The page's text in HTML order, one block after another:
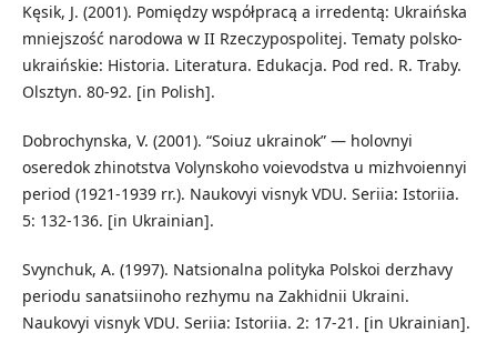
Kęsik, J. (2001). Pomiędzy wspόłpracą a irredentą: Ukraińska
mniejszość narodowa w II Rzeczypospolitej. Tematy polsko-
ukraińskie: Historia. Literatura. Edukacja. Pod red. R. Traby.
Olsztyn. 80-92. [in Polish].
Dobrochynska, V. (2001). “Soiuz ukrainok” — holovnyi
oseredok zhinotstva Volynskoho voievodstva u mizhvoiennyi
period (1921-1939 rr.). Naukovyi visnyk VDU. Seriia: Istoriia.
5: 132-136. [in Ukrainian].
Svynchuk, A. (1997). Natsionalna polityka Polskoi derzhavy
periodu sanatsiinoho rezhymu na Zakhidnii Ukraini.
Naukovyi visnyk VDU. Seriia: Istoriia. 2: 17-21. [in Ukrainian].